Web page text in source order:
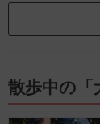
散歩中の「